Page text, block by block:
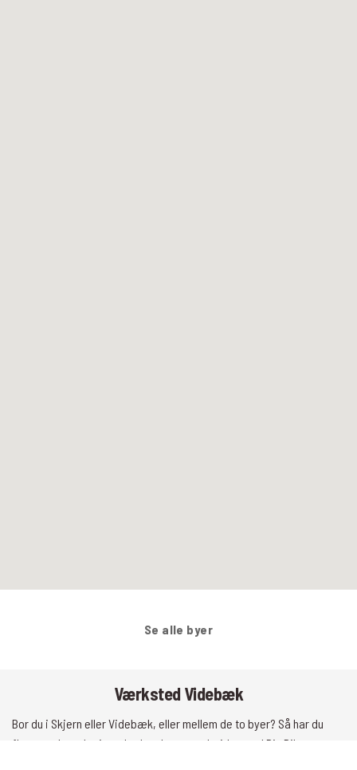
Se alle byer
Værksted Videbæk
Bor du i Skjern eller Videbæk, eller mellem de to byer? Så har du
flere værksteder i nærheden der samarbejder med Din Bilpartner,